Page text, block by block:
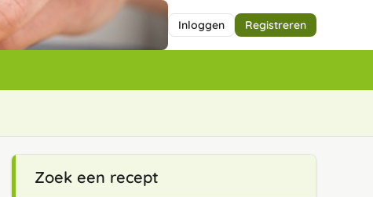
Inloggen Registreren
Zoek een recept